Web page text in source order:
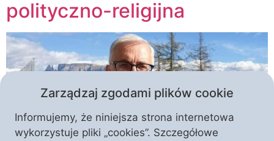
polityczno-religijna
Zarządzaj zgodami plików cookie
Informujemy, że niniejsza strona internetowa
wykorzystuje pliki „cookies”. Szczegółowe